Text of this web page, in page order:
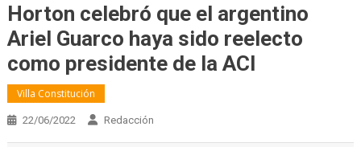
Horton celebró que el argentino
Ariel Guarco haya sido reelecto
como presidente de la ACI
Villa Constitución
22/06/2022 Redacción